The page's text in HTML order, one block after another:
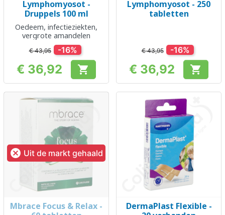
Lymphomyosot -
Druppels 100 ml
Oedeem, infectieziekten,
vergrote amandelen
€ 43,95 -16%
Prijs
€ 36,92 
Lymphomyosot - 250
tabletten
€ 43,95 -16%
Prijs
€ 36,92 
 Uit de markt gehaald
Mbrace Focus & Relax -
DermaPlast Flexible -